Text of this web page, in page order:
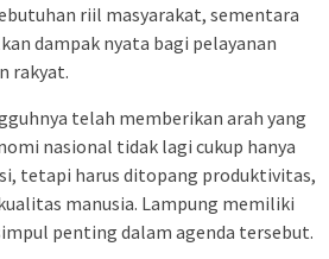
riil masyarakat, sementara
dampak nyata bagi pelayanan
rakyat.
telah memberikan arah yang
nasional tidak lagi cukup hanya
tetapi harus ditopang produktivitas,
manusia. Lampung memiliki
penting dalam agenda tersebut.